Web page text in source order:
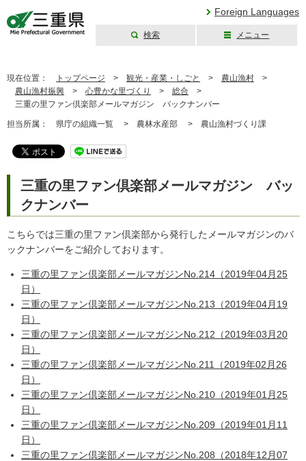
Foreign Languages
検索 メニュー
現在位置： トップページ > 観光・産業・しごと > 農山漁村 >
農山漁村振興 > 心豊かな里づくり > 総合 >
三重の里ファン倶楽部メールマガジン バックナンバー
担当所属： 県庁の組織一覧 > 農林水産部 > 農山漁村づくり課
三重の里ファン倶楽部メールマガジン バッ
クナンバー
こちらでは三重の里ファン倶楽部から発行したメールマガジンのバ
ックナンバーをご紹介しております。
三重の里ファン倶楽部メールマガジンNo.214（2019年04月25
日）
三重の里ファン倶楽部メールマガジンNo.213（2019年04月19
日）
三重の里ファン倶楽部メールマガジンNo.212（2019年03月20
日）
三重の里ファン倶楽部メールマガジンNo.211（2019年02月26
日）
三重の里ファン倶楽部メールマガジンNo.210（2019年01月25
日）
三重の里ファン倶楽部メールマガジンNo.209（2019年01月11
日）
三重の里ファン倶楽部メールマガジンNo.208（2018年12月07